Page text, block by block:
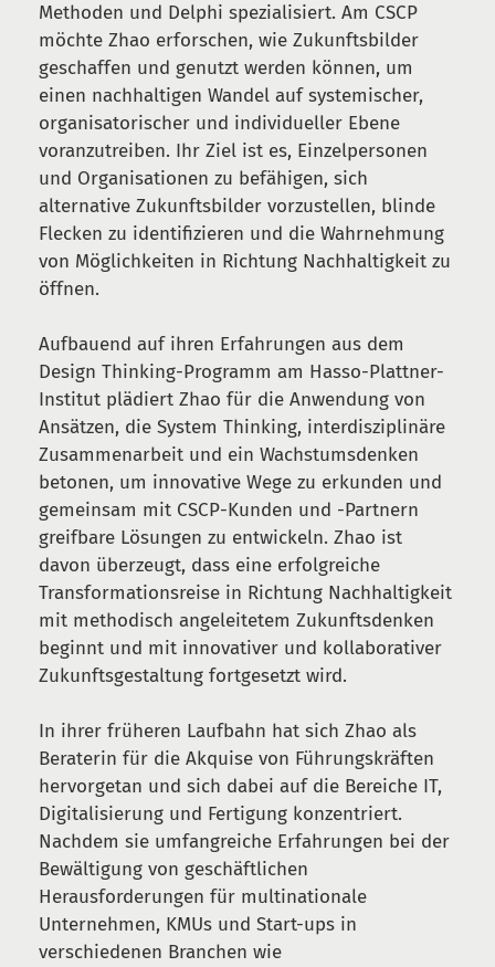
Methoden und Delphi spezialisiert. Am CSCP
möchte Zhao erforschen, wie Zukunftsbilder
geschaffen und genutzt werden können, um
einen nachhaltigen Wandel auf systemischer,
organisatorischer und individueller Ebene
voranzutreiben. Ihr Ziel ist es, Einzelpersonen
und Organisationen zu befähigen, sich
alternative Zukunftsbilder vorzustellen, blinde
Flecken zu identifizieren und die Wahrnehmung
von Möglichkeiten in Richtung Nachhaltigkeit zu
öffnen.
Aufbauend auf ihren Erfahrungen aus dem
Design Thinking-Programm am Hasso-Plattner-
Institut plädiert Zhao für die Anwendung von
Ansätzen, die System Thinking, interdisziplinäre
Zusammenarbeit und ein Wachstumsdenken
betonen, um innovative Wege zu erkunden und
gemeinsam mit CSCP-Kunden und -Partnern
greifbare Lösungen zu entwickeln. Zhao ist
davon überzeugt, dass eine erfolgreiche
Transformationsreise in Richtung Nachhaltigkeit
mit methodisch angeleitetem Zukunftsdenken
beginnt und mit innovativer und kollaborativer
Zukunftsgestaltung fortgesetzt wird.
In ihrer früheren Laufbahn hat sich Zhao als
Beraterin für die Akquise von Führungskräften
hervorgetan und sich dabei auf die Bereiche IT,
Digitalisierung und Fertigung konzentriert.
Nachdem sie umfangreiche Erfahrungen bei der
Bewältigung von geschäftlichen
Herausforderungen für multinationale
Unternehmen, KMUs und Start-ups in
verschiedenen Branchen wie